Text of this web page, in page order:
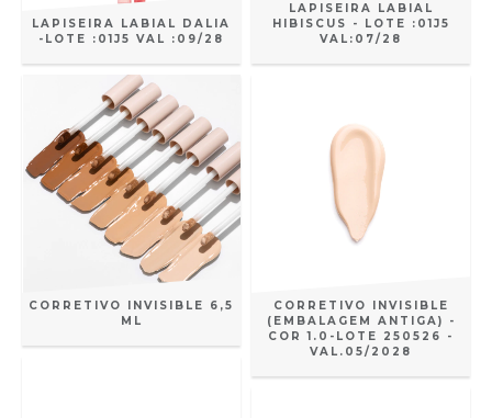
LAPISEIRA LABIAL DALIA
-LOTE :01J5 VAL :09/28
LAPISEIRA LABIAL
HIBISCUS - LOTE :01J5
VAL:07/28
CORRETIVO INVISIBLE 6,5
ML
CORRETIVO INVISIBLE
(EMBALAGEM ANTIGA) -
COR 1.0-LOTE 250526 -
VAL.05/2028